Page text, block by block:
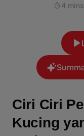
4
Ciri Ciri
Kucing